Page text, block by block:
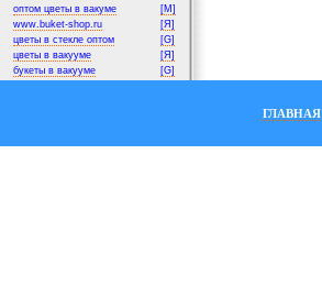
оптом цветы в вакуме
[M]
www.buket-shop.ru
[Я]
цветы в стекле оптом
[G]
цветы в вакууме
[Я]
букеты в вакууме
[G]
ГЛАВНАЯ